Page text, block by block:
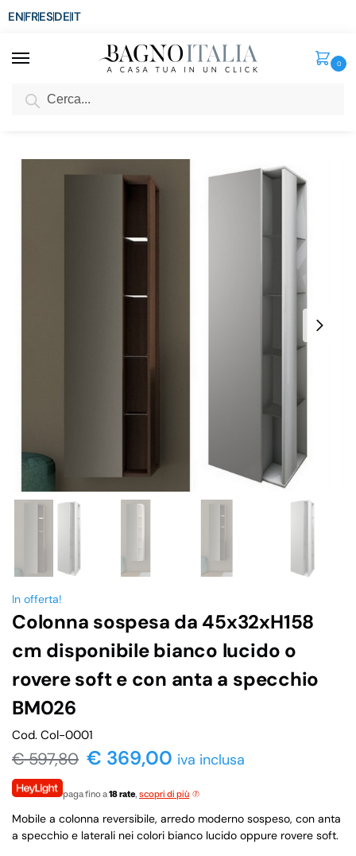
ENFRESDEIT
0
SCONTO del 3%
In offerta!
Colonna sospesa da 45x32xH158
cm disponibile bianco lucido o
rovere soft e con anta a specchio
BM026
Cod. Col-0001
€597,80 € 369,00 iva inclusa
paga fino a18 rate, scopri di più
Mobile a colonna reversibile, arredo moderno sospeso, con anta
a specchio e laterali nei colori bianco lucido oppure rovere soft.